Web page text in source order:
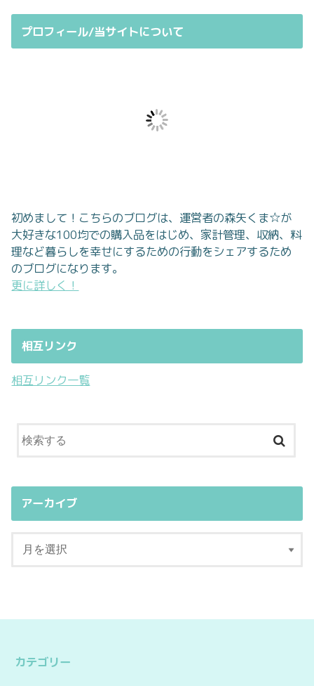
プロフィール/当サイトについて
初めまして！こちらのブログは、運営者の森矢くま☆が
大好きな100均での購入品をはじめ、家計管理、収納、料
理など暮らしを幸せにするための行動をシェアするため
のブログになります。
更に詳しく！
相互リンク
相互リンク一覧
アーカイブ
カテゴリー